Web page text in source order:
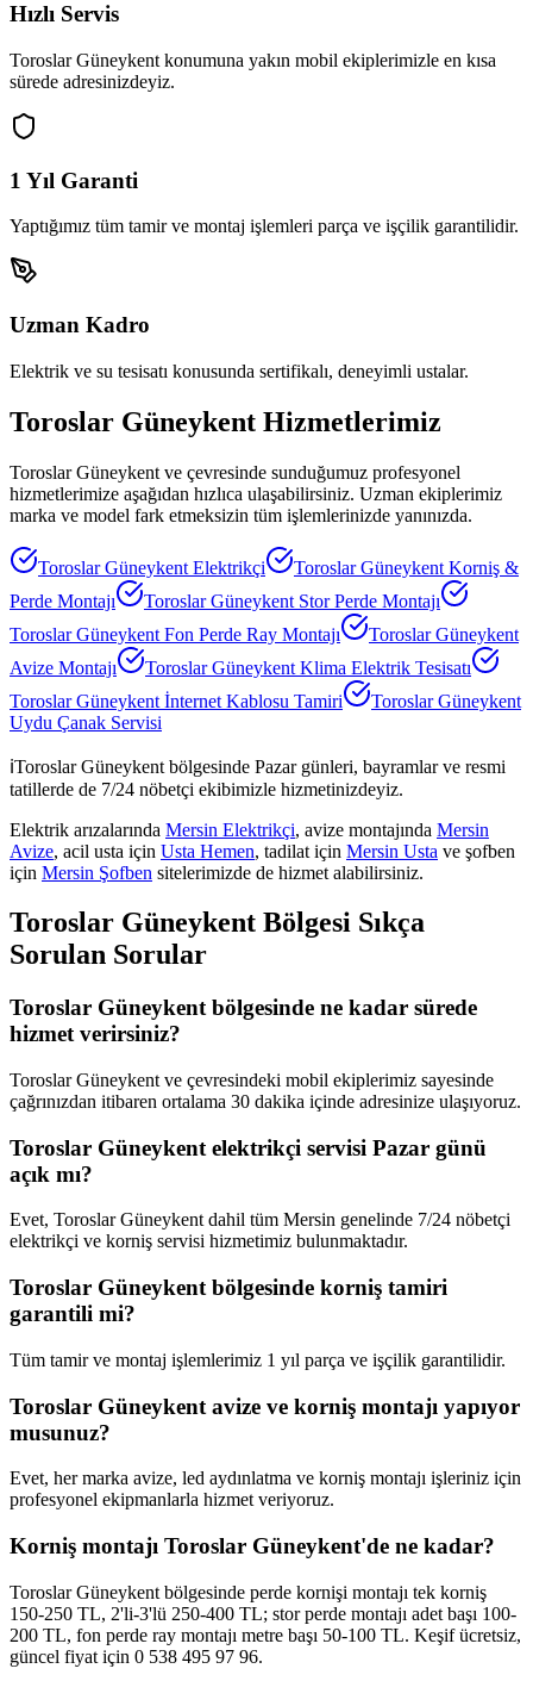
Hızlı Servis
Toroslar Güneykent konumuna yakın mobil ekiplerimizle en kısa
sürede adresinizdeyiz.
1 Yıl Garanti
Yaptığımız tüm tamir ve montaj işlemleri parça ve işçilik garantilidir.
Uzman Kadro
Elektrik ve su tesisatı konusunda sertifikalı, deneyimli ustalar.
Toroslar Güneykent Hizmetlerimiz
Toroslar Güneykent ve çevresinde sunduğumuz profesyonel
hizmetlerimize aşağıdan hızlıca ulaşabilirsiniz. Uzman ekiplerimiz
marka ve model fark etmeksizin tüm işlemlerinizde yanınızda.
Toroslar Güneykent Elektrikçi Toroslar Güneykent Korniş &
Perde Montajı
Toroslar Güneykent Stor Perde Montajı
Toroslar Güneykent Fon Perde Ray Montajı
Toroslar Güneykent
Avize Montajı
Toroslar Güneykent Klima Elektrik Tesisatı
Toroslar Güneykent İnternet Kablosu Tamiri
Toroslar Güneykent
Uydu Çanak Servisi
ℹ️Toroslar Güneykent bölgesinde Pazar günleri, bayramlar ve resmi
tatillerde de 7/24 nöbetçi ekibimizle hizmetinizdeyiz.
Elektrik arızalarında Mersin Elektrikçi, avize montajında Mersin
Avize, acil usta için Usta Hemen, tadilat için Mersin Usta ve şofben
için Mersin Şofben sitelerimizde de hizmet alabilirsiniz.
Toroslar Güneykent Bölgesi Sıkça
Sorulan Sorular
Toroslar Güneykent bölgesinde ne kadar sürede
hizmet verirsiniz?
Toroslar Güneykent ve çevresindeki mobil ekiplerimiz sayesinde
çağrınızdan itibaren ortalama 30 dakika içinde adresinize ulaşıyoruz.
Toroslar Güneykent elektrikçi servisi Pazar günü
açık mı?
Evet, Toroslar Güneykent dahil tüm Mersin genelinde 7/24 nöbetçi
elektrikçi ve korniş servisi hizmetimiz bulunmaktadır.
Toroslar Güneykent bölgesinde korniş tamiri
garantili mi?
Tüm tamir ve montaj işlemlerimiz 1 yıl parça ve işçilik garantilidir.
Toroslar Güneykent avize ve korniş montajı yapıyor
musunuz?
Evet, her marka avize, led aydınlatma ve korniş montajı işleriniz için
profesyonel ekipmanlarla hizmet veriyoruz.
Korniş montajı Toroslar Güneykent'de ne kadar?
Toroslar Güneykent bölgesinde perde kornişi montajı tek korniş
150-250 TL, 2'li-3'lü 250-400 TL; stor perde montajı adet başı 100-
200 TL, fon perde ray montajı metre başı 50-100 TL. Keşif ücretsiz,
güncel fiyat için 0 538 495 97 96.